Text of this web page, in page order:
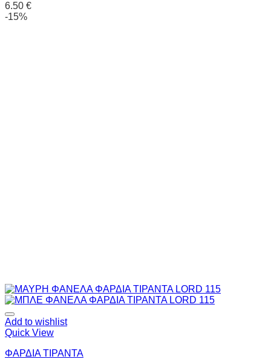
6.50 €
-15%
Add to wishlist
Quick View
ΦΑΡΔΙΑ ΤΙΡΑΝΤΑ